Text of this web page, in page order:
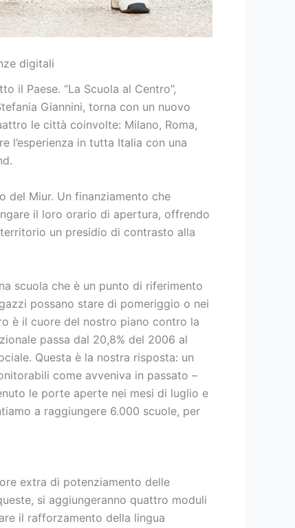
digitali
il Paese. “La Scuola al Centro”,
Giannini, torna con un nuovo
le città coinvolte: Milano, Roma,
l’esperienza in tutta Italia con una
del Miur. Un finanziamento che
il loro orario di apertura, offrendo
un presidio di contrasto alla
scuola che è un punto di riferimento
possano stare di pomeriggio o nei
è il cuore del nostro piano contro la
passa dal 20,8% del 2006 al
Questa è la nostra risposta: un
come avveniva in passato –
le porte aperte nei mesi di luglio e
a raggiungere 6.000 scuole, per
extra di potenziamento delle
si aggiungeranno quattro moduli
il rafforzamento della lingua